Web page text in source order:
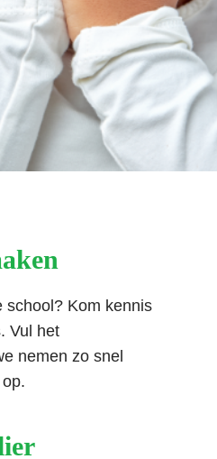
school? Kom kennis
Vul het
nemen zo snel